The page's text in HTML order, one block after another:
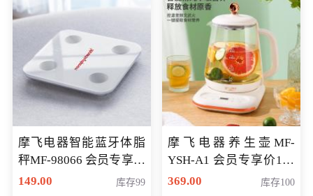
摩飞电器智能蓝牙体脂
秤MF-98066 会员专享价
98元
149.00 库存99
摩飞电器养生壶MF-
YSH-A1 会员专享价198
元
369.00 库存100